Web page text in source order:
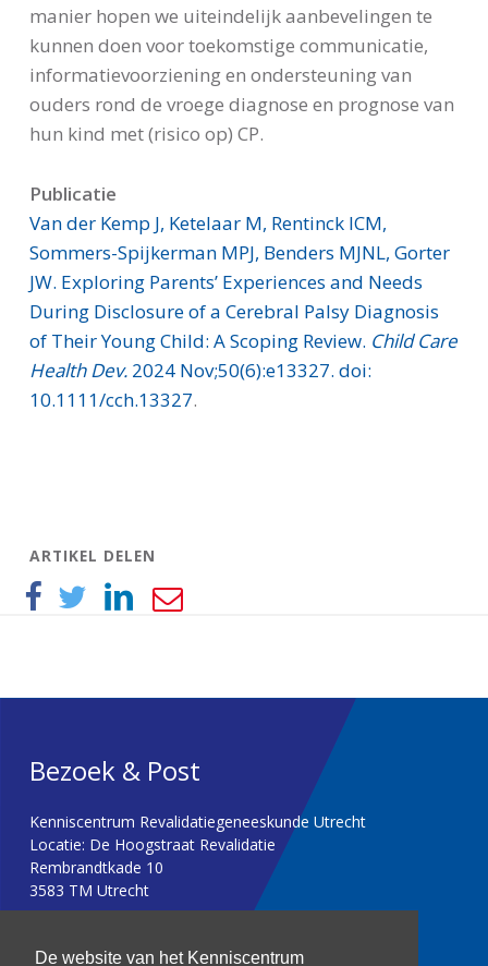
De website van het Kenniscentrum
manier hopen we uiteindelijk aanbevelingen te
kunnen doen voor toekomstige communicatie,
informatievoorziening en ondersteuning van
ouders rond de vroege diagnose en prognose van
hun kind met (risico op) CP.
Publicatie
Van der Kemp J, Ketelaar M, Rentinck ICM,
Sommers-Spijkerman MPJ, Benders MJNL, Gorter
JW. Exploring Parents’ Experiences and Needs
During Disclosure of a Cerebral Palsy Diagnosis
of Their Young Child: A Scoping Review. Child Care
Health Dev.2024 Nov;50(6):e13327. doi:
10.1111/cch.13327.
ARTIKEL DELEN
Bezoek & Post
Kenniscentrum Revalidatiegeneeskunde Utrecht
Locatie: De Hoogstraat Revalidatie
Rembrandtkade 10
3583 TM Utrecht